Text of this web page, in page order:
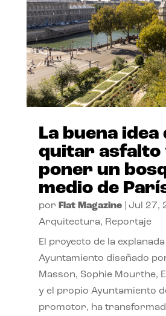
La buena idea
quitar asfalto
poner un
medio de
por Flat Magazine| Jul 27,
Arquitectura, Reportaje
El proyecto de la explanada
Ayuntamiento diseñado
Masson, Sophie Mourthe,
y el propio Ayuntamiento
promotor, ha